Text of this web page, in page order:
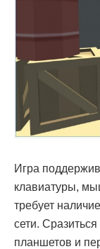
Игра
клавиатуры,
требует
сети.
планшетов и